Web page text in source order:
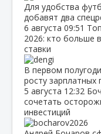
Для удобства
добавят два
6 августа 09:51
2026: кто больше
ставки
В первом
росту
5 августа 12:32
сочетать
инвестиций